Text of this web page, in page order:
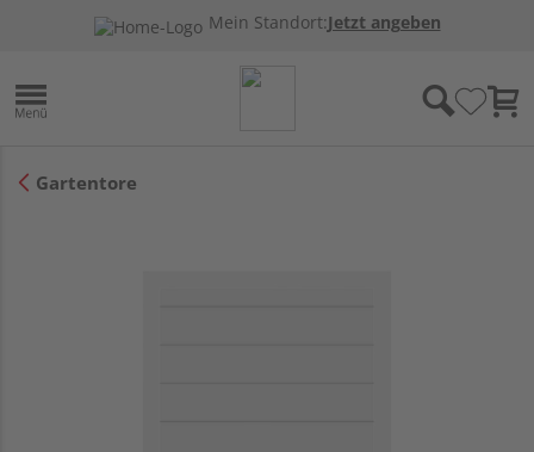
Mein Standort:Jetzt angeben
Gartentore